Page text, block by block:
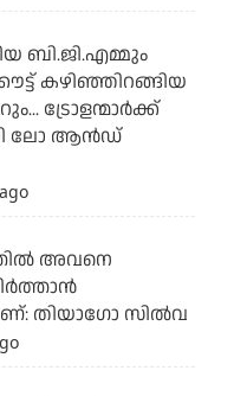
ബി.ജി.എമ്മും
കഴിഞ്ഞിറങ്ങിയ
ട്രോളന്മാര്‍ക്ക്
ലോ ആന്‍ഡ്
അവനെ
തിയാഗോ സില്‍വ